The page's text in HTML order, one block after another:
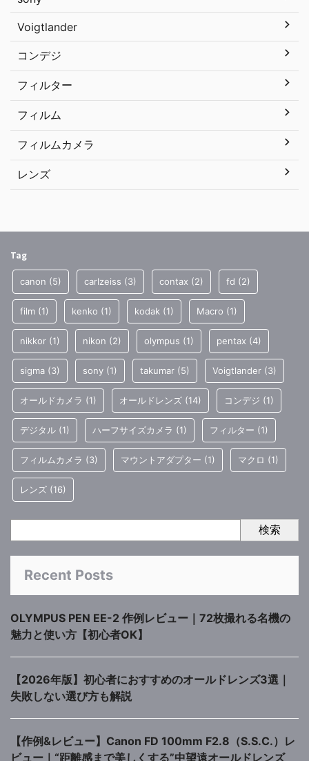
Voigtlander
コンデジ
フィルター
フィルム
フィルムカメラ
レンズ
Tag
canon (5) carlzeiss (3) contax (2) fd (2)
film (1) kenko (1) kodak (1) Macro (1)
nikkor (1) nikon (2) olympus (1) pentax (4)
sigma (3) sony (1) takumar (5) Voigtlander (3)
オールドカメラ (1) オールドレンズ (14) コンデジ (1)
デジタル (1) ハーフサイズカメラ (1) フィルター (1)
フィルムカメラ (3) マウントアダプター (1) マクロ (1)
レンズ (16)
検索
Recent Posts
OLYMPUS PEN EE-2 作例レビュー｜72枚撮れる名機の
魅力と使い方【初心者OK】
【2026年版】初心者におすすめのオールドレンズ3選｜
失敗しない選び方も解説
【作例&レビュー】Canon FD 100mm F2.8（S.S.C.）レ
ビュー｜“距離感まで美しくする”中望遠オールドレンズ